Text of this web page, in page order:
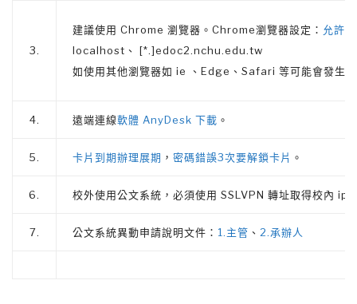
3.
建議使用 Chrome 瀏覽器。Chrome瀏覽器設定： 允許
localhost、 [*.]edoc2.nchu.edu.tw
如使用其他瀏覽器如 ie 、Edge、Safari 等可能會發生
4. 遠端連線軟體 AnyDesk 下載 。
5. 卡片到期辦理展期 ， 密碼錯誤3次要解鎖卡片 。
6. 校外使用公文系統，必須使用 SSLVPN 轉址取得校內 ip (
7. 公文系統異動申請說明文件： 1.主管 、 2.承辦人